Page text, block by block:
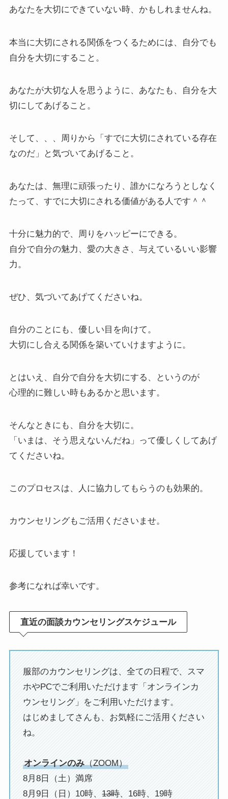
あなたを大切にできていない時、かもしれませんね。
本当に大切にされる関係をつくるためには、自分でも
自分を大切にすること。
あなたが大切な人を思うように、あなたも、自分を大
切にしてあげること。
そして、、、周りから「すでに大切にされている存在
なのだ」と気づいてあげること。
あなたは、無理に頑張ったり、誰かになろうとしなく
たって、すでに大切にされる価値がある人です＾＾
十分に魅力的で、周りをハッピーにできる。
自分で自分の魅力、愛の大きさ、与えているいい影響
力。
ぜひ、気づいてあげてくださいね。
自分のことにも、優しい目を向けて。
大切にし合える関係を築いていけますように。
とはいえ、自分で自分を大切にする、というのが
心理的に難しい時もあるかと思います。
そんなときにも、自分を大切に。
「いまは、そう思えないんだね」って優しくしてあげ
てくださいね。
このプロセスは、人に協力してもらうのも効果的。
カウンセリングもご活用くださいませ。
応援しています！
参考になれば幸いです。
直近の面談カウンセリングスケジュール
服部のカウンセリングは、全ての日程で、スマ
ホやPCでご利用いただけます「オンラインカ
ウンセリング」をご利用いただけます。
はじめましてさんも、お気軽にご活用ください
ね。
オンラインのみ（ZOOM）
8月8日（土）満席
8月9日（日）10時、13時、16時、19時